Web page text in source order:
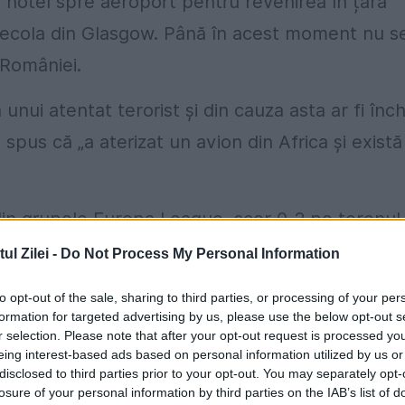
Zilei - Do Not Process My Personal Information
opt-out of the sale, sharing to third parties, or processing of your
for targeted advertising by us, please use the below opt-out
selection. Please note that after your opt-out request is processed
interest-based ads based on personal information utilized by us
to third parties prior to your opt-out. You may separately
of your personal information by third parties on the IAB’s list of
din Glasgow. Până în acest moment nu
atentat terorist și din cauza asta ar fi
că „a aterizat un avion din Africa și există
grupele Europa League, scor 0-2 pe terenul
.
Vest, are o rată de letalitate de 90%! Boala
sau lichidele biologice ale persoanei
de 8 zile. Boala se manifestă la început prin
care apar manifestările hemoragice.